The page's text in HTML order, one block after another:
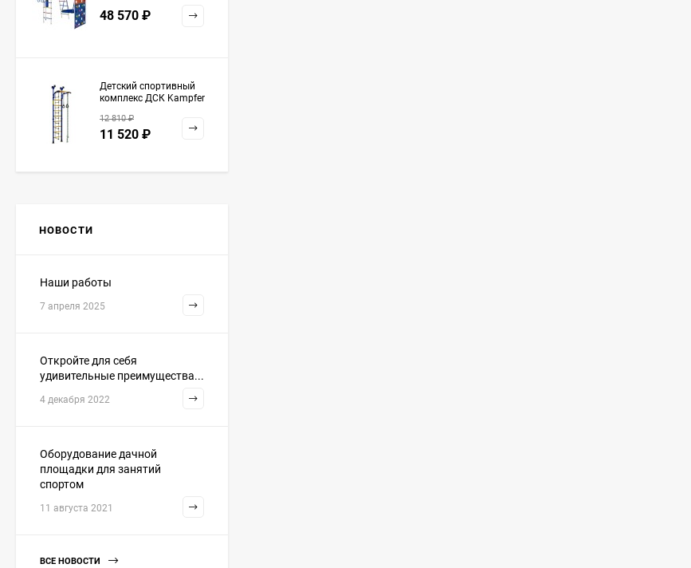
48 570
Детский спортивный
комплекс ДСК Kampfer
12 810
11 520
НОВОСТИ
Наши работы
7 апреля 2025
Откройте для себя
удивительные преимущества...
4 декабря 2022
Оборудование дачной
площадки для занятий
спортом
11 августа 2021
ВСЕ НОВОСТИ